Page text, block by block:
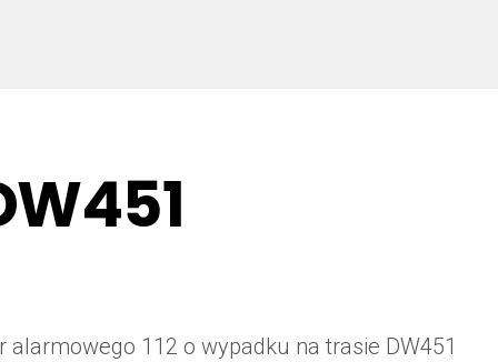
alarmowego 112 o wypadku na trasie DW451